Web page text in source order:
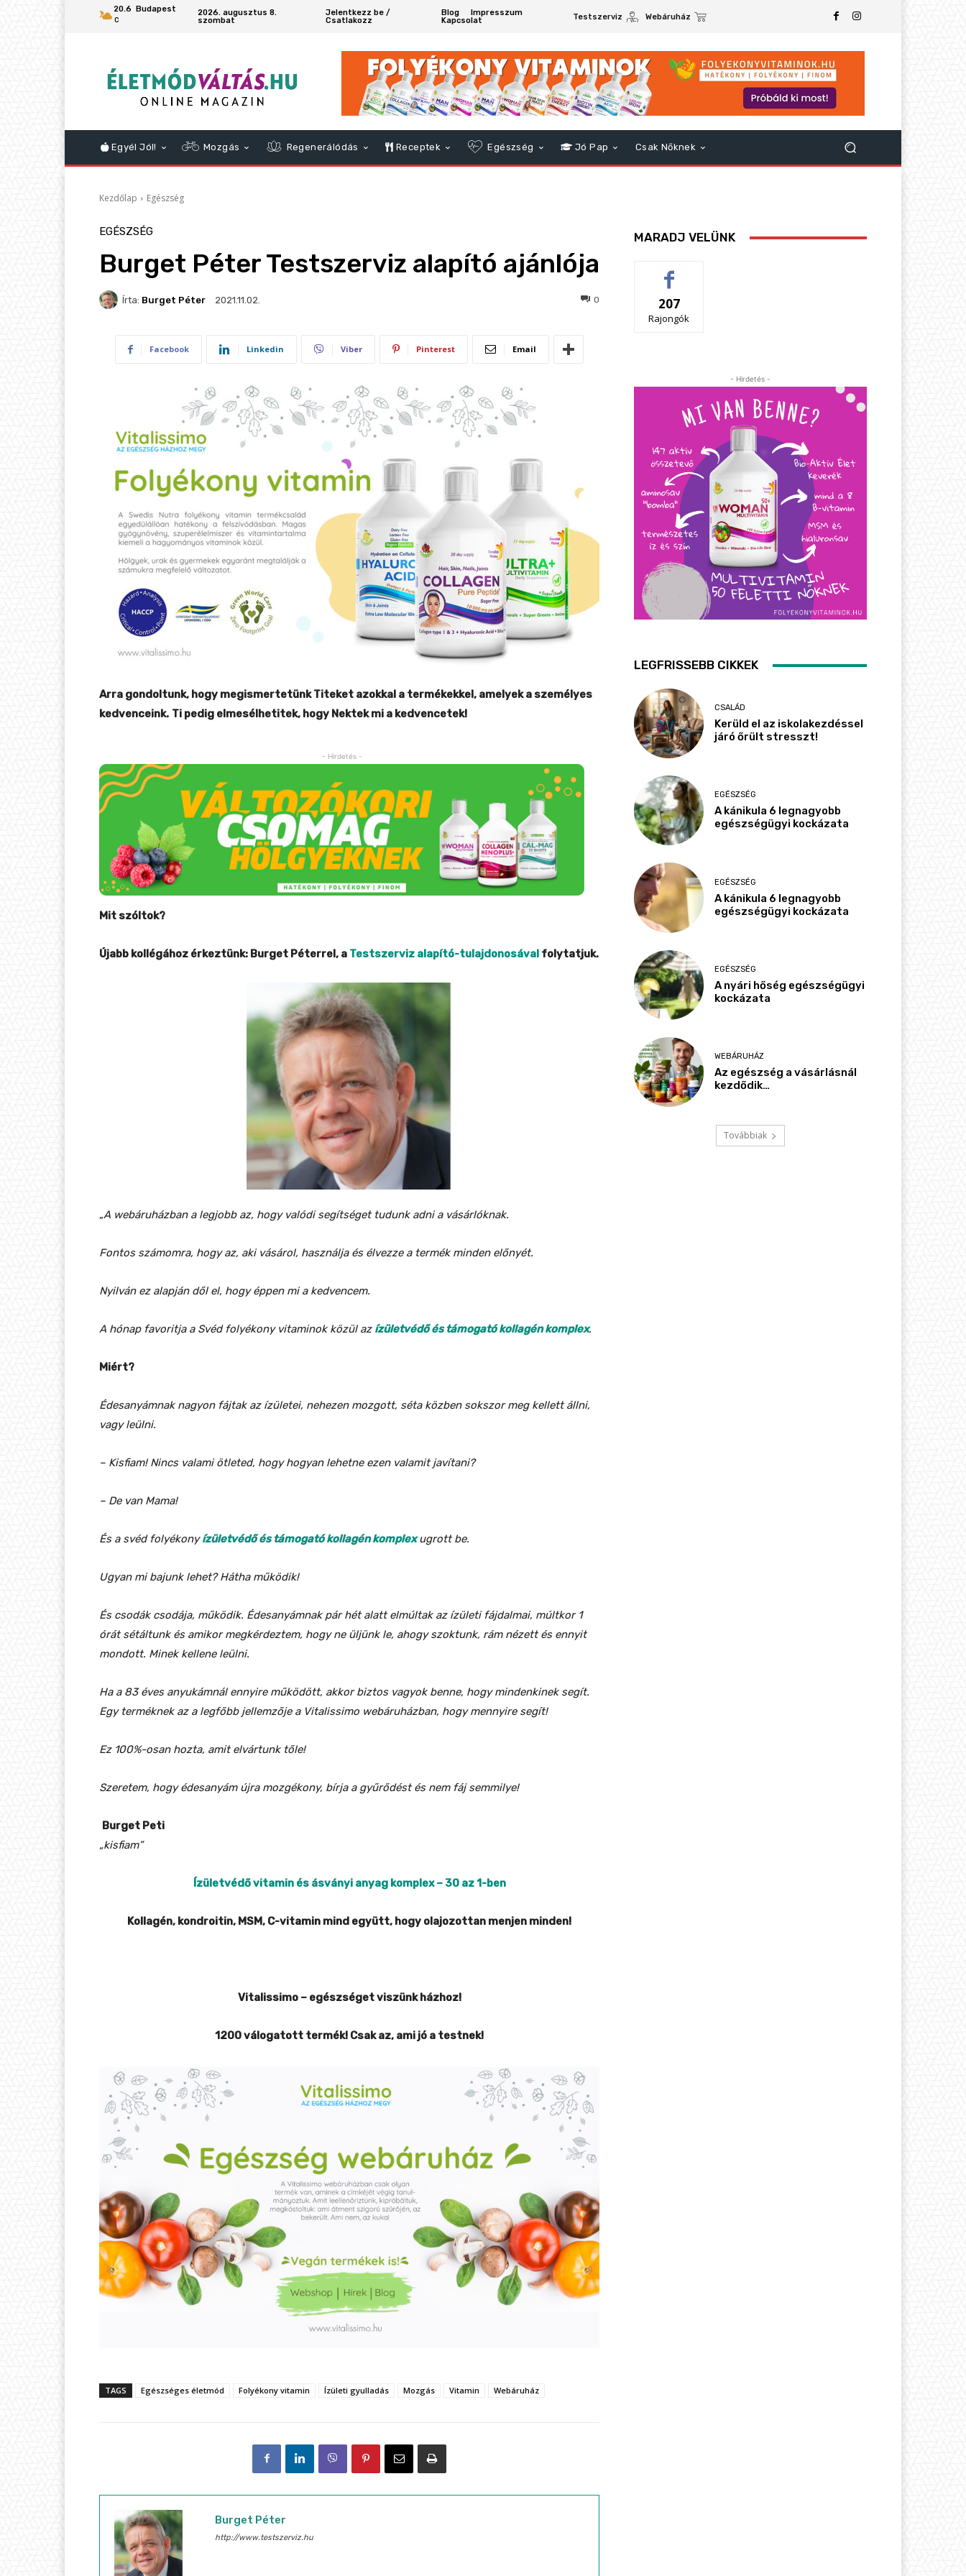
20.6
C
Budapest
2026. augusztus 8.
szombat
Jelentkezz be /
Csatlakozz
Blog
Impresszum
Kapcsolat
Testszerviz Webáruház
Egyél Jól! Mozgás Regenerálódás Receptek Egészség Jó Pap Csak Nőknek
Kezdőlap Egészség
EGÉSZSÉG
Burget Péter Testszerviz alapító ajánlója
Írta: Burget Péter 2021.11.02. 0
Facebook Linkedin Viber Pinterest Email
Arra gondoltunk, hogy megismertetünk Titeket azokkal a termékekkel, amelyek a személyes
kedvenceink. Ti pedig elmesélhetitek, hogy Nektek mi a kedvencetek!
- Hirdetés -
Mit szóltok?
Újabb kollégához érkeztünk: Burget Péterrel, a Testszerviz alapító-tulajdonosával folytatjuk.
„A webáruházban a legjobb az, hogy valódi segítséget tudunk adni a vásárlóknak.
Fontos számomra, hogy az, aki vásárol, használja és élvezze a termék minden előnyét.
Nyilván ez alapján dől el, hogy éppen mi a kedvencem.
A hónap favoritja a Svéd folyékony vitaminok közül az ízületvédő és támogató kollagén komplex.
Miért?
Édesanyámnak nagyon fájtak az ízületei, nehezen mozgott, séta közben sokszor meg kellett állni,
vagy leülni.
– Kisfiam! Nincs valami ötleted, hogy hogyan lehetne ezen valamit javítani?
– De van Mama!
És a svéd folyékonyízületvédő és támogató kollagén komplexugrott be.
Ugyan mi bajunk lehet? Hátha működik!
És csodák csodája, működik. Édesanyámnak pár hét alatt elmúltak az ízületi fájdalmai, múltkor 1
órátsétáltunk és amikor megkérdeztem, hogy ne üljünk le, ahogy szoktunk, rám nézett és ennyit
mondott. Minek kellene leülni.
Ha a 83 éves anyukámnál ennyire működött, akkor biztos vagyok benne, hogy mindenkinek segít.
Egy terméknek az a legfőbb jellemzője a Vitalissimo webáruházban, hogy mennyire segít!
Ez 100%-osan hozta, amit elvártunk tőle!
Szeretem, hogy édesanyám újra mozgékony, bírja a gyűrődést és nem fáj semmilye!
Burget Peti
„kisfiam”
Ízületvédő vitamin és ásványi anyag komplex – 30 az 1-ben
Kollagén, kondroitin, MSM, C-vitamin mind együtt, hogy olajozottan menjen minden!
Vitalissimo – egészséget viszünk házhoz!
1200 válogatott termék! Csak az, ami jó a testnek!
TAGS Egészséges életmód Folyékony vitamin Ízületi gyulladás Mozgás Vitamin Webáruház
Burget Péter
http://www.testszerviz.hu
MARADJ VELÜNK
207
Rajongók
- Hirdetés -
LEGFRISSEBB CIKKEK
CSALÁD
Kerüld el az iskolakezdéssel
járó őrült stresszt!
EGÉSZSÉG
A kánikula 6 legnagyobb
egészségügyi kockázata
EGÉSZSÉG
A kánikula 6 legnagyobb
egészségügyi kockázata
EGÉSZSÉG
A nyári hőség egészségügyi
kockázata
WEBÁRUHÁZ
Az egészség a vásárlásnál
kezdődik…
Továbbiak